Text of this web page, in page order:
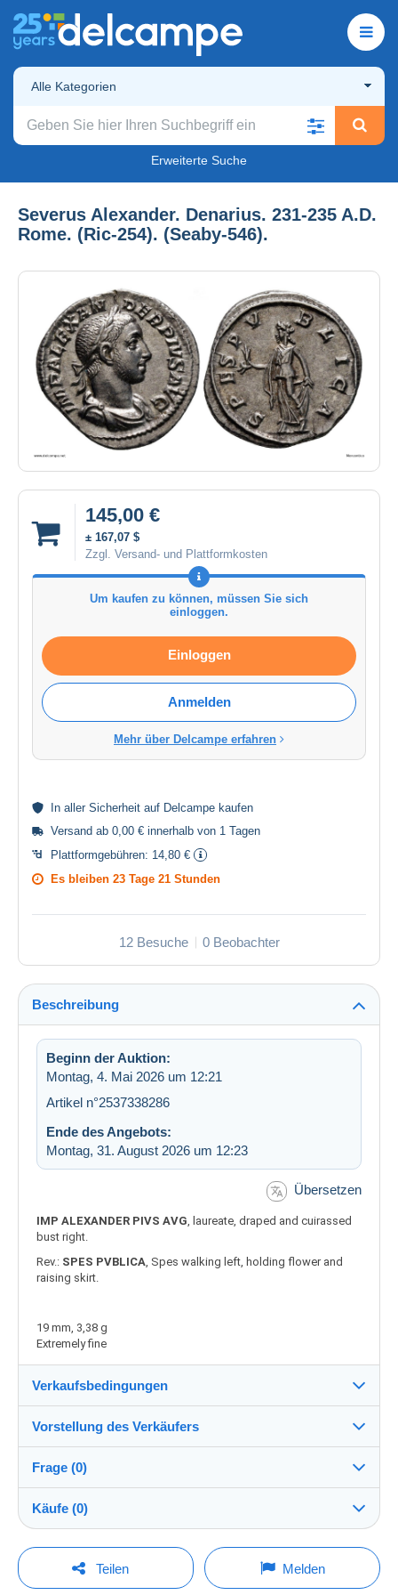
Alle Kategorien
Erweiterte Suche
Severus Alexander. Denarius. 231-235 A.D.
Rome. (Ric-254). (Seaby-546).
145,00 €
± 167,07 $
Zzgl. Versand- und Plattformkosten
Um kaufen zu können, müssen Sie sich
einloggen.
Einloggen
Anmelden
Mehr über Delcampe erfahren
In aller Sicherheit auf Delcampe kaufen
Versand ab 0,00 € innerhalb von 1 Tagen
Plattformgebühren: 14,80 €
Es bleiben 23 Tage 21 Stunden
12 Besuche 0 Beobachter
Beschreibung
Beginn der Auktion:
Montag, 4. Mai 2026 um 12:21
Artikel n°2537338286
Ende des Angebots:
Montag, 31. August 2026 um 12:23
Übersetzen
IMP ALEXANDER PIVS AVG , laureate, draped and cuirassed
bust right.
Rev.: SPES PVBLICA , Spes walking left, holding flower and
raising skirt.
19 mm, 3,38 g
Extremely fine
Verkaufsbedingungen
Verkaufsbedingungen im Detail
Versand nach Zahlung innerhalb von 1 Tagen
Garantie:
Vorstellung des Verkäufers
Marcantica89%(184x)
PRO
Shop
Nachname:
Frage (0)
Um eine Frage stellen zu können, müssen Sie
Käufe (0)
Letzte Aktualisierung: 14:43:47
Teilen Melden